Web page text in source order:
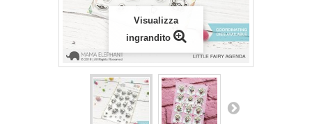
Visualizza
ingrandito